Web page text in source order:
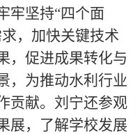
牢坚持“四个面
，加快关键技术
，促进成果转化与
，为推动水利行业
贡献。刘宁还参观
展，了解学校发展